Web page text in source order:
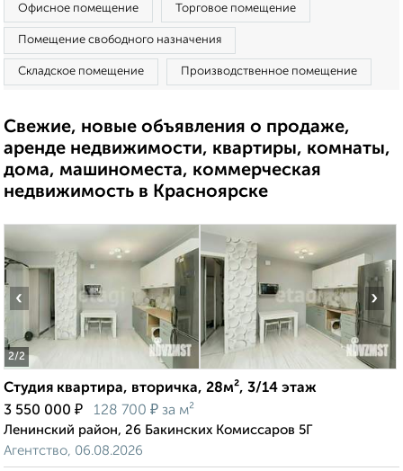
Офисное помещение Торговое помещение
Помещение свободного назначения
Складское помещение Производственное помещение
Свежие, новые объявления о продаже,
аренде недвижимости, квартиры, комнаты,
дома, машиноместа, коммерческая
недвижимость в Красноярске
2/2
‹ ›
Студия квартира, вторичка, 28м², 3/14 этаж
3 550 000 ₽ 128 700 ₽ за м²
Ленинский район, 26 Бакинских Комиссаров 5Г
Агентство, 06.08.2026